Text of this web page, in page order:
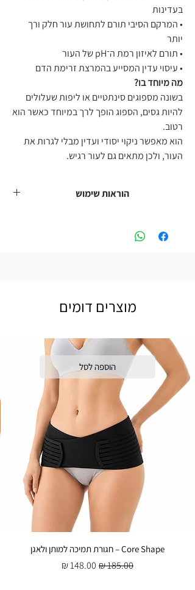
בעדינות
• המרקם הסיבי תורם לתחושת עור חלק ורך
יותר
• תורם לאיזון רמת ה־pH של העור
• עיסוי עדין המסייע בהמרצת זרימת הדם
מה מיוחד בו?
בשונה מספוגים סינתטיים או ליפות שעלולים
להיות גסים, הספוג הופך לרך במיוחד כאשר הוא
רטוב.
הוא מאפשר ניקוי יסודי ועדין מבלי לגרות את
העור, ולכן מתאים גם לעור רגיש.
הוראות שימוש
• יש להשרות את הספוג במים חמימים עד שהוא
• לאחר השימוש לשטוף היטב, לסחוט בעדינות
הספוג אחת לחודש, בהתאם לתדירות השימוש.
מוצרים דומים
הוספה לסל
Core Shape – חגורת תמיכה למותן ולאגן
מחיר רגיל מחיר מבצע